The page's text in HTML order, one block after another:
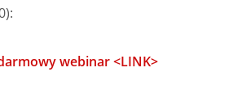
webinar <LINK>